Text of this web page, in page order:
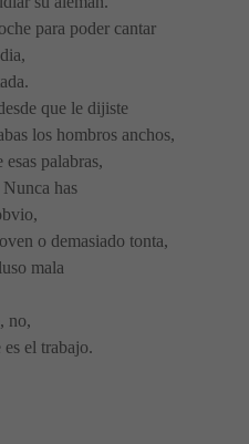
para poder cantar
que le dijiste
los hombros anchos,
palabras,
has
o demasiado tonta,
mala
no,
el trabajo.